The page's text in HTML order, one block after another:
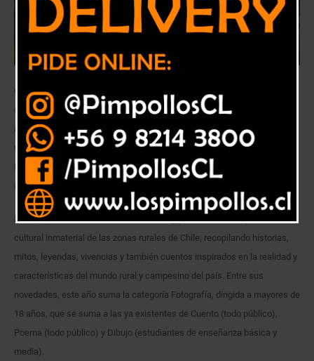
Como una oportunidad para participar en familia y compartir
experiencias y tradiciones propias del campo y el mundo rural de
nuestro país, el Ministerio de Agricultura lanzó una nueva versión del
Concurso Historias de Nuestra Tierra, organizado hace 28 años por la
Fundación de Comunicaciones, Capacitación y Cultura del Agro
(FUCOA).
Este tradicional certamen busca relevar y poner en valor el patrimonio
cultural inmaterial de las zonas rurales de Chile, recopilando historias,
mitos, leyendas, vivencias y también cuentos inspirados en la realidad y
características del mundo rural y campesino del país. Entre sus
novedades, este año suma la categoría Fotografía, dirigida a mayores de
18 años, que se suma a las ya existentes de Cuento (todo público),
Poema (todo público) y Dibujo (estudiantes de enseñanza básica y
media).